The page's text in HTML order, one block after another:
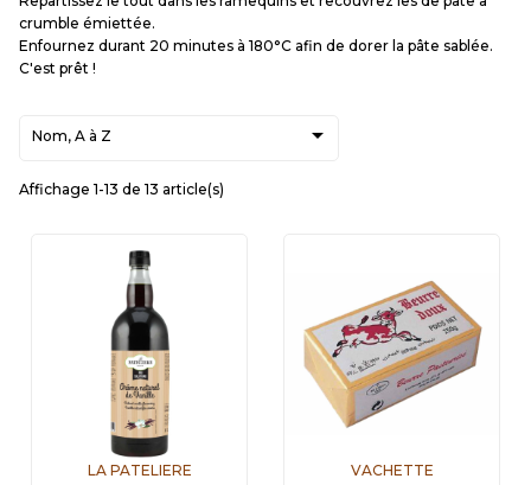
crumble émiettée.
Enfournez durant 20 minutes à 180°C afin de dorer la pâte sablée.
C'est prêt !
Nom, A à Z 
Affichage 1-13 de 13 article(s)
LA PATELIERE VACHETTE